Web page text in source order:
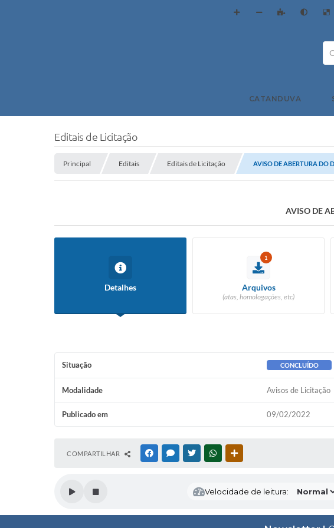
CATANDUVA
Editais de Licitação
Principal Editais Editais de Licitação AVISO DE ABERTURA DO
AVISO DE
Detalhes
1
Arquivos
(atas, homologações, etc)
Situação CONCLUÍDO
Modalidade Avisos de Licitação
Publicado em 09/02/2022
COMPARTILHAR FACEBOOKMESSENGER
TWITTERWHATSAPP
Velocidade de leitura: